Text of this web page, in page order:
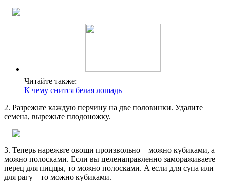
Читайте также:
К чему снится белая лошадь
2. Разрежьте каждую перчину на две половинки. Удалите
семена, вырежьте плодоножку.
3. Теперь нарежьте овощи произвольно – можно кубиками, а
можно полосками. Если вы целенаправленно замораживаете
перец для пиццы, то можно полосками. А если для супа или
для рагу – то можно кубиками.